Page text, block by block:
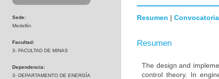
Sede:
Medellín
Facultad:
3- FACULTAD DE MINAS
Dependencia:
3- DEPARTAMENTO DE ENERGÍA
Resumen | Convocatoria
Resumen
The design and
control theory. In